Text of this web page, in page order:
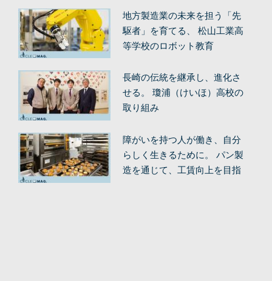
地方製造業の未来を担う「先
駆者」を育てる、 松山工業高
等学校のロボット教育
長崎の伝統を継承し、進化さ
せる。 瓊浦（けいほ）高校の
取り組み
障がいを持つ人が働き、自分
らしく生きるために。 パン製
造を通じて、工賃向上を目指